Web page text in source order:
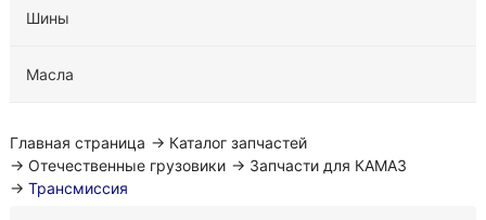
Шины
Масла
Главная страница → Каталог запчастей
→ Отечественные грузовики → Запчасти для КАМАЗ
→ Трансмиссия